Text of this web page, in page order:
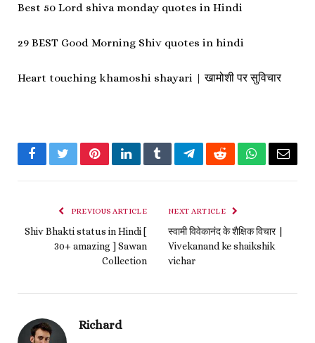
Best 50 Lord shiva monday quotes in Hindi
29 BEST Good Morning Shiv quotes in hindi
Heart touching khamoshi shayari | खामोशी पर सुविचार
FacebookTwitterPinterestLinkedInTumblrTelegramRedditWhatsApp
Email
PREVIOUS ARTICLE
Shiv Bhakti status in Hindi [
30+ amazing ] Sawan
Collection
NEXT ARTICLE
स्वामी विवेकानंद के शैक्षिक विचार |
Vivekanand ke shaikshik
vichar
Richard